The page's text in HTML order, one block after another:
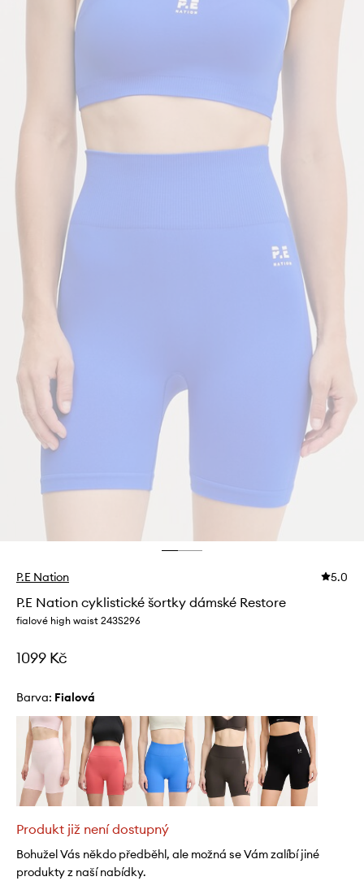
P.E Nation 5.0
P.E Nation cyklistické šortky dámské Restore
fialové high waist 243S296
1099 Kč
Barva: fialová
Produkt již není dostupný
Bohužel Vás někdo předběhl, ale možná se Vám zalíbí jiné
produkty z naší nabídky.